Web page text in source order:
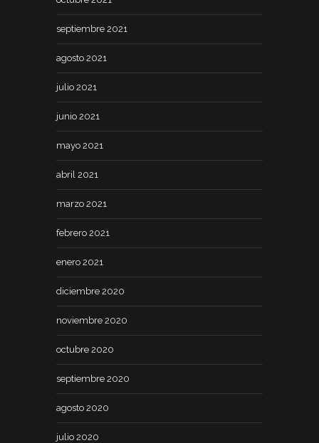
septiembre 2021
agosto 2021
julio 2021
junio 2021
mayo 2021
abril 2021
marzo 2021
febrero 2021
enero 2021
diciembre 2020
noviembre 2020
octubre 2020
septiembre 2020
agosto 2020
julio 2020